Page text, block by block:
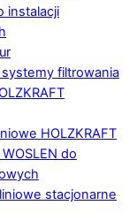
instalacji
filtrowania
HOLZKRAFT
do
stacjonarne